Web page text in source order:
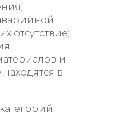
отсутствие;
и
в